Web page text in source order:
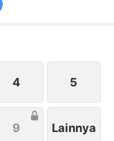
tolong
4 5
9 Lainnya